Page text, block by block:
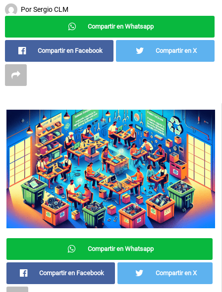
PorSergio CLM
Compartir en Whatsapp
Compartir en Facebook Compartir en X
Compartir en Whatsapp
Compartir en Facebook Compartir en X